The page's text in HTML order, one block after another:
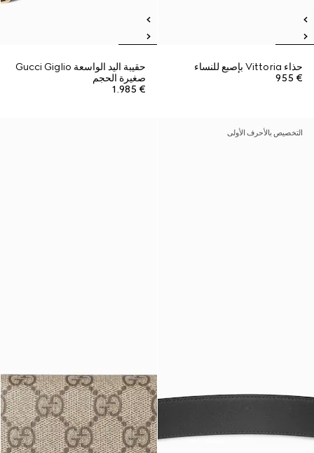
حذاء Vittoria بإصبع للنساء
€ 955
حقيبة اليد الواسعة Gucci Giglio
صغيرة الحجم
€ 1.985
التخصيص بالأحرف الأولى